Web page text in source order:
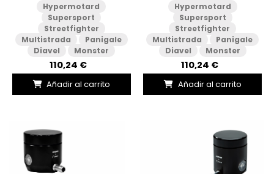
Hypermotard
Supersport
Streetfighter
Multistrada
Panigale
Diavel
Monster
110,24 €
Añadir al carrito
Hypermotard
Supersport
Streetfighter
Multistrada
Panigale
Diavel
Monster
110,24 €
Añadir al carrito